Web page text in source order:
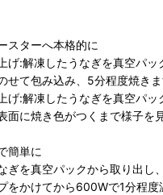
スターへ本格的に
げ:解凍したうなぎを真空パ
せて包み込み、5分程度焼きま
げ:解凍したうなぎを真空パ
面に焼き色がつくまで様子を
簡単に
ぎを真空パックから取り出し
をかけてから600Wで1分程度